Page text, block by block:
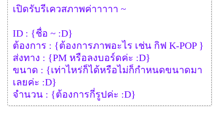
เปิดรับรีเควสภาพค่าาาาา ~
ID : {ชื่อ ~ :D}
ต้องการ : {ต้องการภาพอะไร เช่น กิฟ K-POP }
ส่งทาง : {PM หรือลงบอร์ดค่ะ :D}
ขนาด : {เท่าไหร่ก็ได้หรือไม่ก็กำหนดขนาดมา
เลยค่ะ :D}
จำนวน : {ต้องการกี่รูปค่ะ :D}